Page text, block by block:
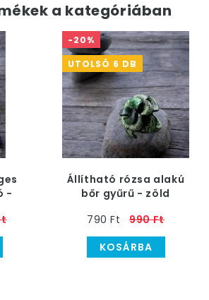
a kategóriában
-
-20%
UTOLSÓ 6 DB
Állítható rózsa alakú
bőr gyűrű - zöld
790 Ft
990 Ft
KOSÁRBA